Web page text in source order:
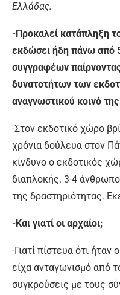
Ελλάδας.
-Προκαλεί κατάπληξη
εκδώσει ήδη πάνω από
συγγραφέων
δυνατοτήτων των
αναγνωστικού κοινό
-Στον εκδοτικό χώρο
χρόνια δούλευα στον
κίνδυνο ο εκδοτικός
διαπλοκής. 3-4
της δραστηριότητας.
-Και γιατί οι αρχαίοι;
-Γιατί πίστευα ότι
είχα ανταγωνισμό από
συγκρούσεις με τους